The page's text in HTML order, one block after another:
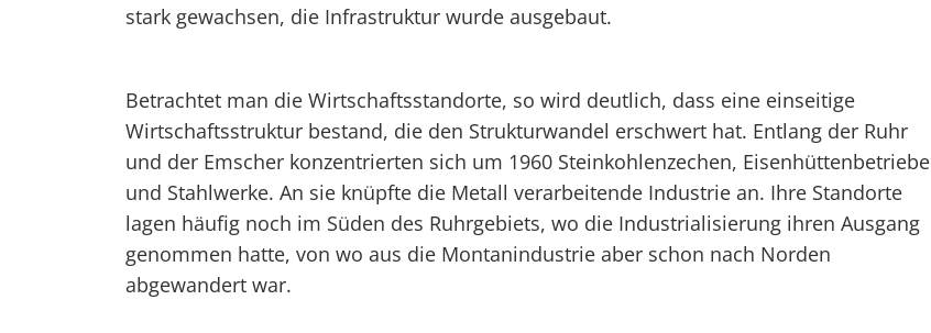
stark gewachsen, die Infrastruktur wurde ausgebaut.
Betrachtet man die Wirtschaftsstandorte, so wird deutlich, dass eine einseitige
Wirtschaftsstruktur bestand, die den Strukturwandel erschwert hat. Entlang der Ruhr
und der Emscher konzentrierten sich um 1960 Steinkohlenzechen, Eisenhüttenbetriebe
und Stahlwerke. An sie knüpfte die Metall verarbeitende Industrie an. Ihre Standorte
lagen häufig noch im Süden des Ruhrgebiets, wo die Industrialisierung ihren Ausgang
genommen hatte, von wo aus die Montanindustrie aber schon nach Norden
abgewandert war.